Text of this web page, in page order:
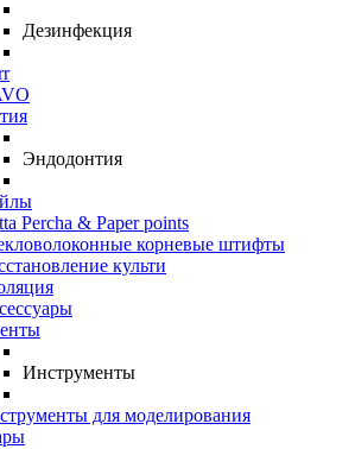
Дезинфекция
Эндодонтия
Percha & Paper points
корневые штифты
культи
Инструменты
для моделирования